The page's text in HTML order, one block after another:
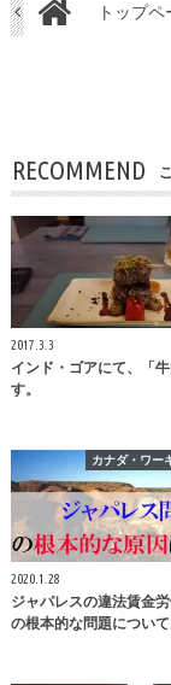
トップ
RECOMMEND
2017.3.3
インド・ゴアにて、「
す。
カナダ・ワー
2020.1.28
ジャパレスの違法賃金
の根本的な問題について